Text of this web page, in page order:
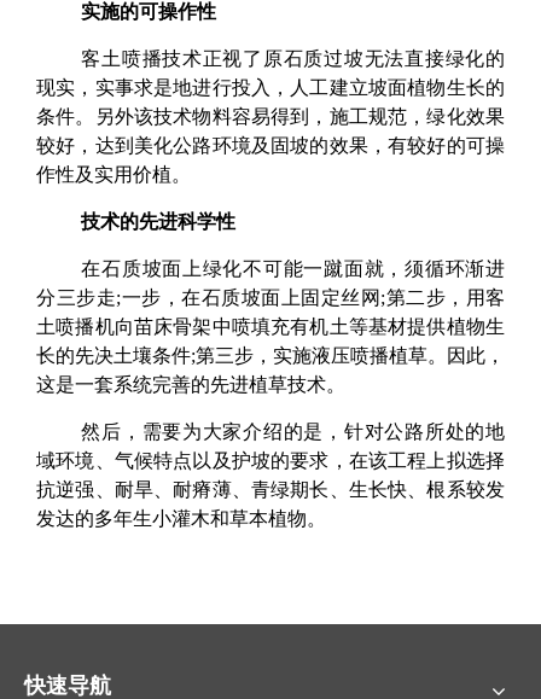
实施的可操作性
客土喷播技术正视了原石质过坡无法直接绿化的
现实，实事求是地进行投入，人工建立坡面植物生长的
条件。另外该技术物料容易得到，施工规范，绿化效果
较好，达到美化公路环境及固坡的效果，有较好的可操
作性及实用价植。
技术的先进科学性
在石质坡面上绿化不可能一蹴面就，须循环渐进
分三步走;一步，在石质坡面上固定丝网;第二步，用客
土喷播机向苗床骨架中喷填充有机土等基材提供植物生
长的先决土壤条件;第三步，实施液压喷播植草。因此，
这是一套系统完善的先进植草技术。
然后，需要为大家介绍的是，针对公路所处的地
域环境、气候特点以及护坡的要求，在该工程上拟选择
抗逆强、耐旱、耐瘠薄、青绿期长、生长快、根系较发
发达的多年生小灌木和草本植物。
快速导航